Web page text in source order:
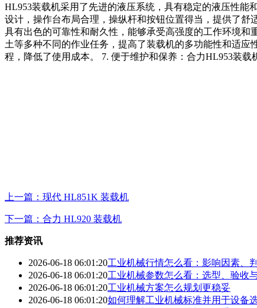
HL953装载机采用了先进的液压系统，具有稳定的液压性能
设计，操作台布局合理，操纵杆和按钮位置得当，提供了舒
具有出色的可靠性和耐久性，能够承受高强度的工作环境
土等多种不同的作业任务，提高了装载机的多功能性和适
程，降低了使用成本。 7. 便于维护和保养：合力HL953装
上一篇：现代 HL851K 装载机
下一篇：合力 HL920 装载机
推荐资讯
2026-06-18 06:01:20工业机械行情怎么看：影响因素、
2026-06-18 06:01:20工业机械参数怎么看：选型、验收
2026-06-18 06:01:20工业机械方案怎么规划更稳妥
2026-06-18 06:01:20如何理解工业机械标准并用于设备